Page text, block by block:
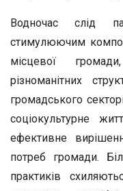
Водночас слід
стимулюючим
місцевої
різноманітних
громадського
соціокультурне
ефективне
потреб громади.
практиків